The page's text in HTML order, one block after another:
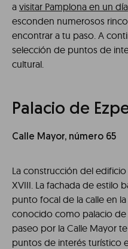
a visitar Pamplona en un día
esconden numerosos
encontrar a tu paso. A
selección de puntos de
cultural.
Palacio de
Calle Mayor, número 65
La construcción del
XVIII. La fachada de estilo
punto focal de la calle en
conocido como palacio de
paseo por la Calle Mayor
puntos de interés turístico